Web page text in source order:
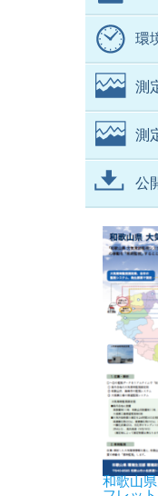
環
測
測
公
和歌山